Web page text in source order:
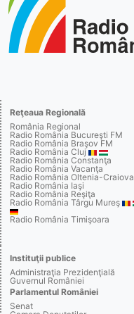
Reţeaua Regională
România Regional
Radio România Bucureşti FM
Radio România Braşov FM
Radio România Cluj
Radio România Constanţa
Radio România Vacanţa
Radio România Oltenia-Craiova
Radio România Iaşi
Radio România Reşiţa
Radio România Târgu Mureş
Radio România Timişoara
Instituţii publice
Administraţia Prezidenţială
Guvernul României
Parlamentul României
Senat